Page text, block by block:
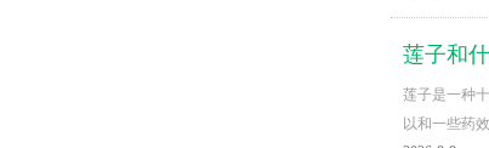
莲子和
莲子是一种
以和一些药